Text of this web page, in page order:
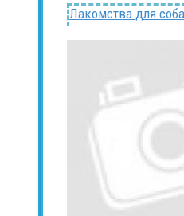
Лакомства для